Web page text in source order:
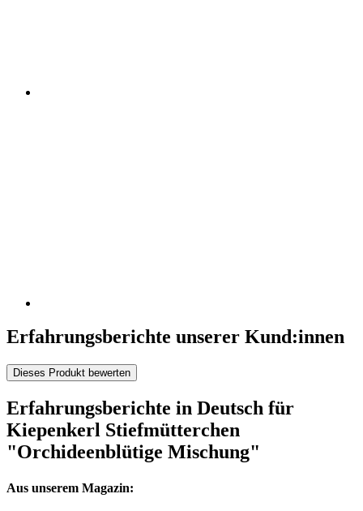
Erfahrungsberichte unserer Kund:innen
Dieses Produkt bewerten
Erfahrungsberichte in Deutsch für
Kiepenkerl Stiefmütterchen
"Orchideenblütige Mischung"
Aus unserem Magazin: